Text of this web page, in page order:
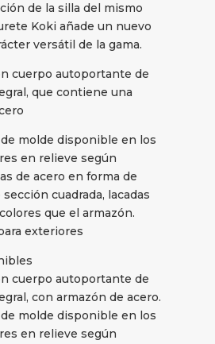
de la silla del mismo
Koki añade un nuevo
versátil de la gama.
cuerpo autoportante de
que contiene una
molde disponible en los
en relieve según
de acero en forma de
cuadrada, lacadas
que el armazón.
exteriores
cuerpo autoportante de
con armazón de acero.
molde disponible en los
en relieve según